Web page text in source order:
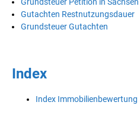
Grundsteuer Petition in Sachsen
Gutachten Restnutzungsdauer
Grundsteuer Gutachten
Index
Index Immobilienbewertung